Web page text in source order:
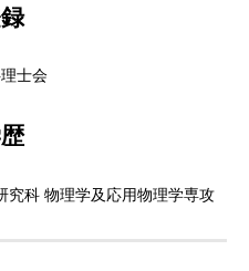
士会
究科 物理学及応用物理学専攻